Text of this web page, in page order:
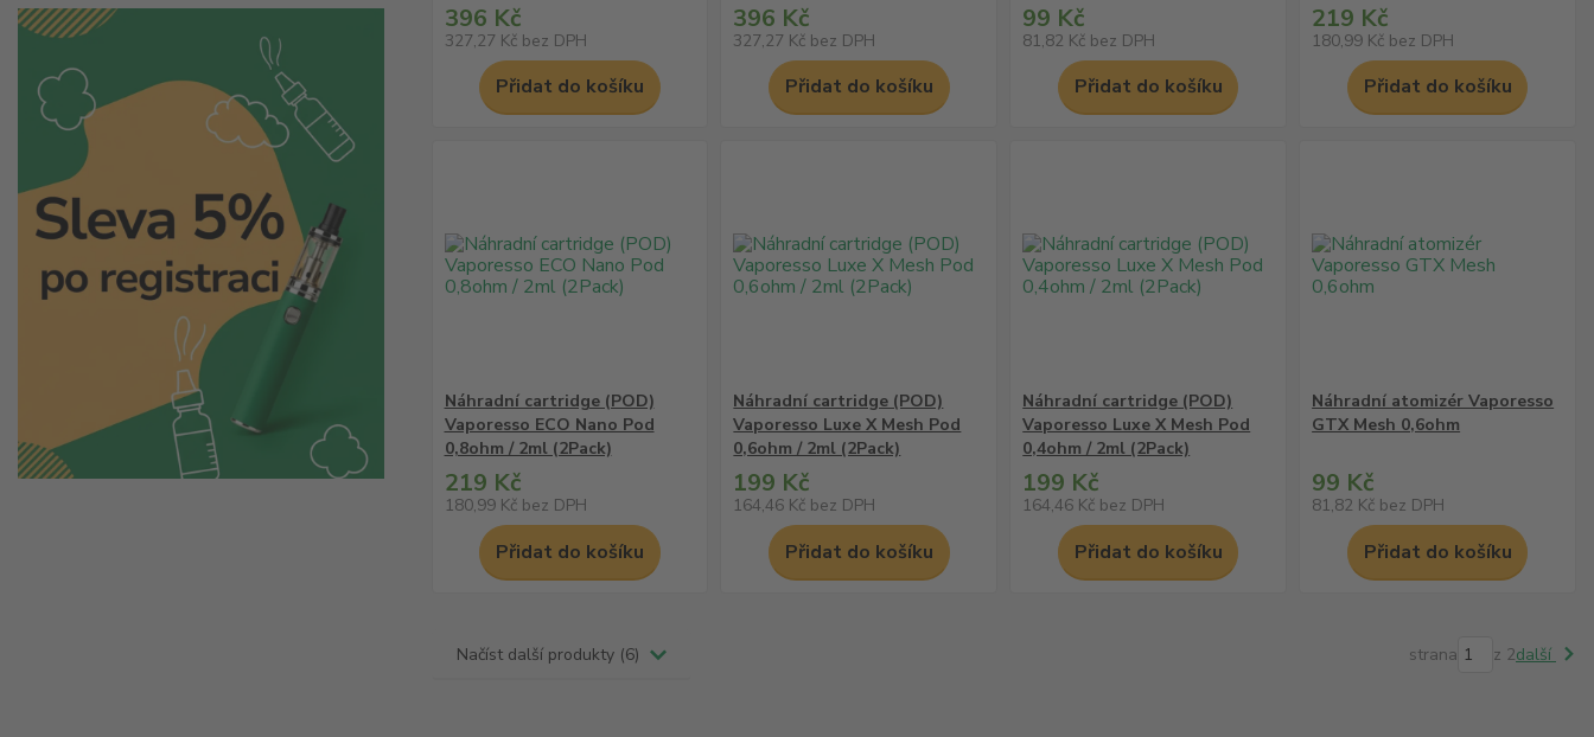
396 Kč
327,27 Kč bez DPH
Přidat do košíku
396 Kč
327,27 Kč bez DPH
Přidat do košíku
99 Kč
81,82 Kč bez DPH
Přidat do košíku
219 Kč
180,99 Kč bez DPH
Přidat do košíku
Náhradní cartridge (POD)
Vaporesso ECO Nano Pod
0,8ohm / 2ml (2Pack)
219 Kč
180,99 Kč bez DPH
Přidat do košíku
Náhradní cartridge (POD)
Vaporesso Luxe X Mesh Pod
0,6ohm / 2ml (2Pack)
199 Kč
164,46 Kč bez DPH
Přidat do košíku
Náhradní cartridge (POD)
Vaporesso Luxe X Mesh Pod
0,4ohm / 2ml (2Pack)
199 Kč
164,46 Kč bez DPH
Přidat do košíku
Náhradní atomizér Vaporesso
GTX Mesh 0,6ohm
99 Kč
81,82 Kč bez DPH
Přidat do košíku
Načíst další produkty (6) strana z 2další